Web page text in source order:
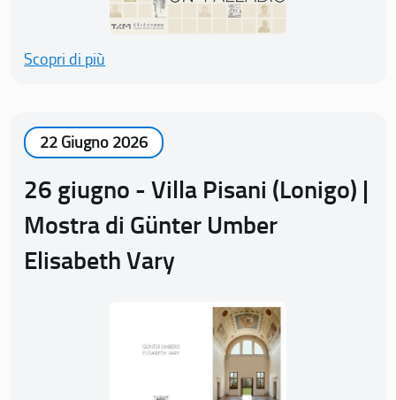
Scopri di più
22 Giugno 2026
26 giugno - Villa Pisani (Lonigo) |
Mostra di Günter Umber
Elisabeth Vary